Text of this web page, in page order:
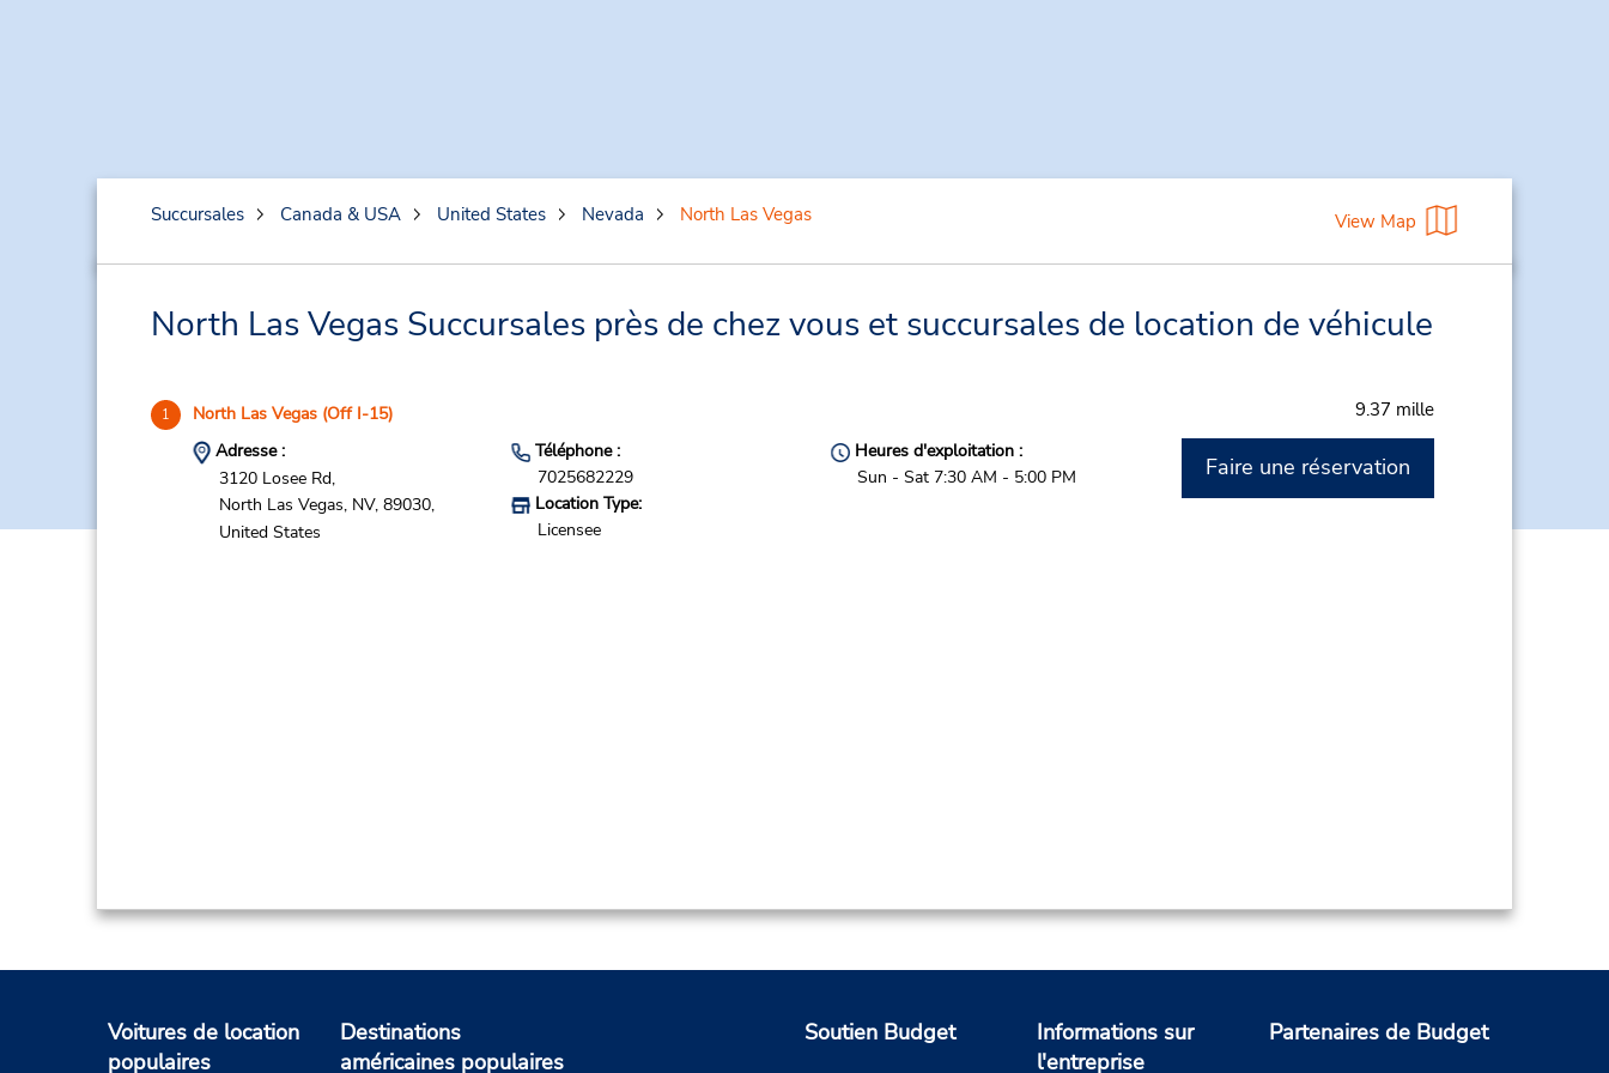
Succursales Canada & USA United States Nevada North Las Vegas View Map
North Las Vegas Succursales près de chez vous et succursales de location de véhicule
1 North Las Vegas (Off I-15) 9.37 mille
Adresse :
3120 Losee Rd,
North Las Vegas, NV, 89030,
United States
Téléphone :
7025682229
Location Type:
Licensee
Heures d'exploitation :
Sun - Sat 7:30 AM - 5:00 PM
Faire une réservation
Voitures de location
populaires
Destinations
américaines populaires
Soutien Budget
Informations sur
l'entreprise
Partenaires de Budget